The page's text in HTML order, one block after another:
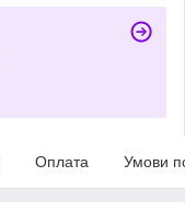
Оплата Умови